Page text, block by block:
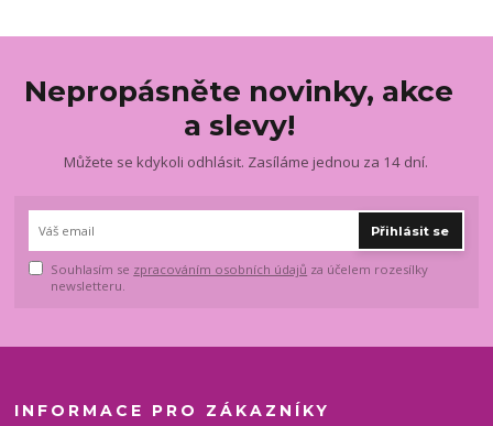
Nepropásněte novinky, akce
a slevy!
Můžete se kdykoli odhlásit. Zasíláme jednou za 14 dní.
Přihlásit se
Souhlasím se zpracováním osobních údajů za účelem rozesílky
newsletteru.
INFORMACE PRO ZÁKAZNÍKY